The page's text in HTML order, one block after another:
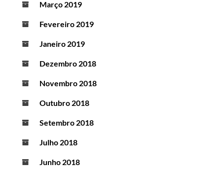
Março 2019
Fevereiro 2019
Janeiro 2019
Dezembro 2018
Novembro 2018
Outubro 2018
Setembro 2018
Julho 2018
Junho 2018